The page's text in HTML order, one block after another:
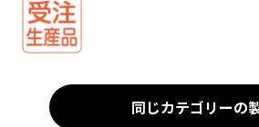
同じカテゴリーの